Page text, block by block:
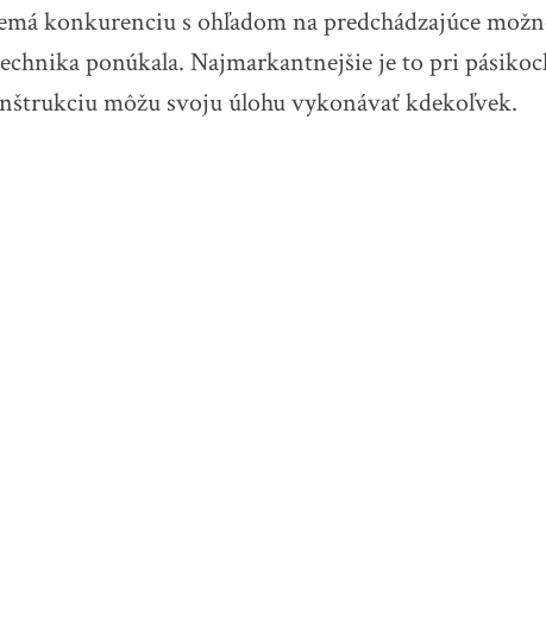
konkurenciu s ohľadom na predchádzajúce
ponúkala. Najmarkantnejšie je to pri
môžu svoju úlohu vykonávať kdekoľvek.